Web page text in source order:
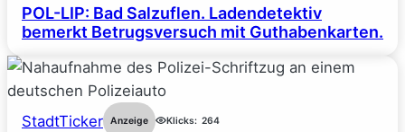
POL-LIP: Bad Salzuflen. Ladendetektiv
bemerkt Betrugsversuch mit Guthabenkarten.
StadtTicker Anzeige Klicks: 264